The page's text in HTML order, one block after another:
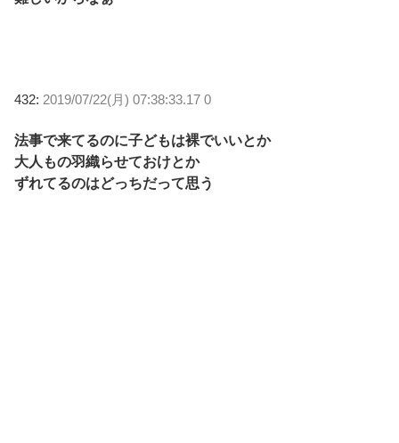
432: 2019/07/22(月) 07:38:33.17 0
法事で来てるのに子どもは裸でいいとか
大人もの羽織らせておけとか
ずれてるのはどっちだって思う